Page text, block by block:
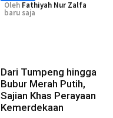
Oleh Fathiyah Nur Zalfa
baru saja
Dari Tumpeng hingga
Bubur Merah Putih,
Sajian Khas Perayaan
Kemerdekaan